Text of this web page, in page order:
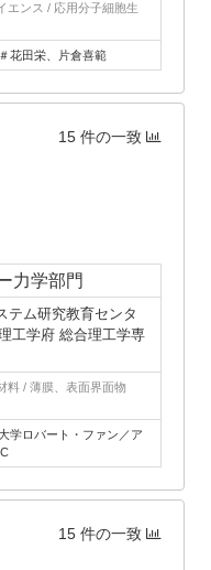
エンス / 応用分子細胞生
花田栄、片倉喜範
15 件の一致
力学部門
テム研究教育センタ
工学府 総合理工学専
料 / 薄膜、表面界面物
学ロバート・ファン／ア
15 件の一致